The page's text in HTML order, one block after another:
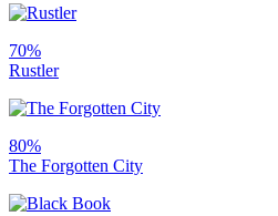
70%
Rustler
80%
The Forgotten City